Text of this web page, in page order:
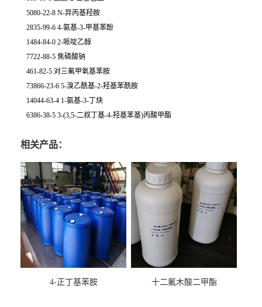
5080-22-8 N-异丙基羟胺
2835-99-6 4-氨基-3-甲基苯酚
1484-84-0 2-哌啶乙醇
7722-88-5 焦磷酸钠
461-82-5 对三氟甲氧基苯胺
73866-23-6 5-溴乙酰基-2-羟基苯酰胺
14044-63-4 1-氨基-3-丁炔
6386-38-5 3-(3,5-二叔丁基-4-羟基苯基)丙酸甲酯
相关产品：
4-正丁基苯胺 十二氟木酸二甲酯